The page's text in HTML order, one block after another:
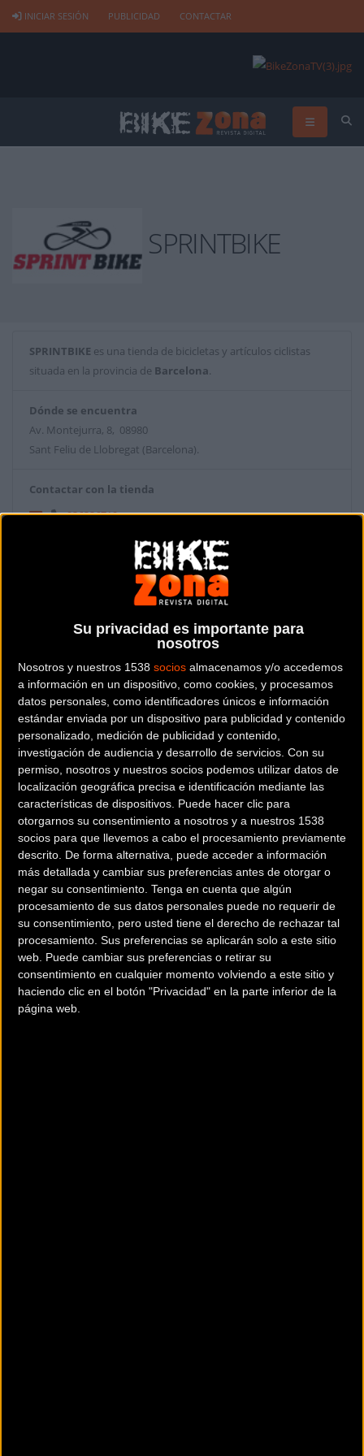
Su privacidad es importante para
nosotros
Nosotros y nuestros 1538 socios almacenamos y/o accedemos
a información en un dispositivo, como cookies, y procesamos
datos personales, como identificadores únicos e información
estándar enviada por un dispositivo para publicidad y contenido
personalizado, medición de publicidad y contenido,
investigación de audiencia y desarrollo de servicios. Con su
permiso, nosotros y nuestros socios podemos utilizar datos de
localización geográfica precisa e identificación mediante las
características de dispositivos. Puede hacer clic para
otorgarnos su consentimiento a nosotros y a nuestros 1538
socios para que llevemos a cabo el procesamiento previamente
descrito. De forma alternativa, puede acceder a información
más detallada y cambiar sus preferencias antes de otorgar o
negar su consentimiento. Tenga en cuenta que algún
procesamiento de sus datos personales puede no requerir de
su consentimiento, pero usted tiene el derecho de rechazar tal
procesamiento. Sus preferencias se aplicarán solo a este sitio
web. Puede cambiar sus preferencias o retirar su
consentimiento en cualquier momento volviendo a este sitio y
haciendo clic en el botón "Privacidad" en la parte inferior de la
página web.
INICIAR SESIÓN PUBLICIDAD CONTACTAR
SPRINTBIKE
SPRINTBIKE es una tienda de bicicletas y artículos ciclistas
situada en la provincia de Barcelona.
Dónde se encuentra
Av. Montejurra, 8, 08980
Sant Feliu de Llobregat (Barcelona).
Contactar con la tienda
936326719
Web y RRSS de la tienda
Terms of use © 1987–2026 HERE
200 km
¿Eres el propietario de esta tienda? Descubre cómo hacerte tienda
Premium para llegar a más clientes.
Comercios Bz Premium
MC SKI BIKE